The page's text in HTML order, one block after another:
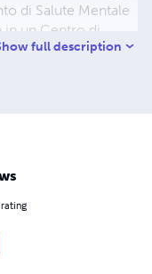
di Salute Mentale
in un Centro di
e
full description
rating